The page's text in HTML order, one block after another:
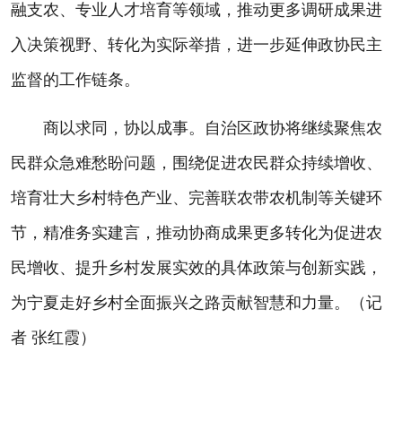
融支农、专业人才培育等领域，推动更多调研成果进
入决策视野、转化为实际举措，进一步延伸政协民主
监督的工作链条。
商以求同，协以成事。自治区政协将继续聚焦农
民群众急难愁盼问题，围绕促进农民群众持续增收、
培育壮大乡村特色产业、完善联农带农机制等关键环
节，精准务实建言，推动协商成果更多转化为促进农
民增收、提升乡村发展实效的具体政策与创新实践，
为宁夏走好乡村全面振兴之路贡献智慧和力量。（记
者 张红霞）